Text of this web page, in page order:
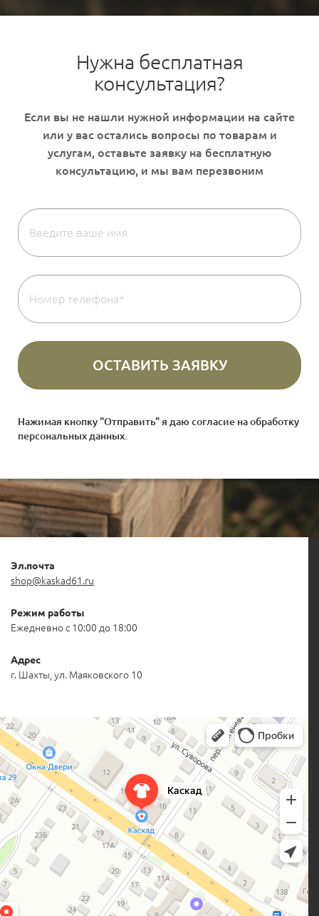
Нужна бесплатная
консультация?
Нажимая кнопку "Отправить" я даю согласие наобработку
персональных данных
Эл.почта
shop@kaskad61.ru
Режим работы
Ежедневно с 10:00 до 18:00
Адрес
г. Шахты, ул. Маяковского 10